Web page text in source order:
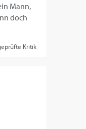
Mann,
doch
Kritik